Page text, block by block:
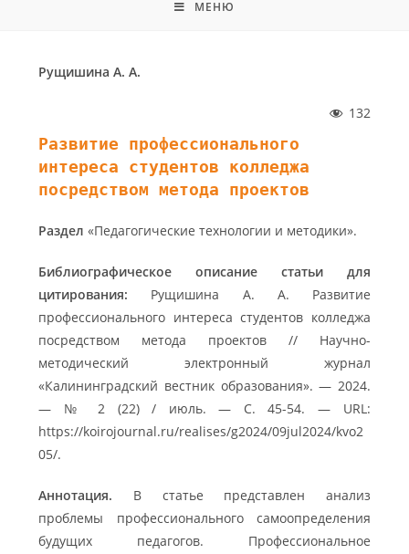
МЕНЮ
Рущишина А. А.
132
Развитие профессионального
интереса студентов колледжа
посредством метода проектов
Раздел «Педагогические технологии и методики».
Библиографическое описание статьи для
цитирования: Рущишина А. А. Развитие
профессионального интереса студентов колледжа
посредством метода проектов // Научно-
методический электронный журнал
«Калининградский вестник образования». — 2024.
— № 2 (22) / июль. — С. 45-54. — URL:
https://koirojournal.ru/realises/g2024/09jul2024/kvo2
05/.
Аннотация. В статье представлен анализ
проблемы профессионального самоопределения
будущих педагогов. Профессиональное